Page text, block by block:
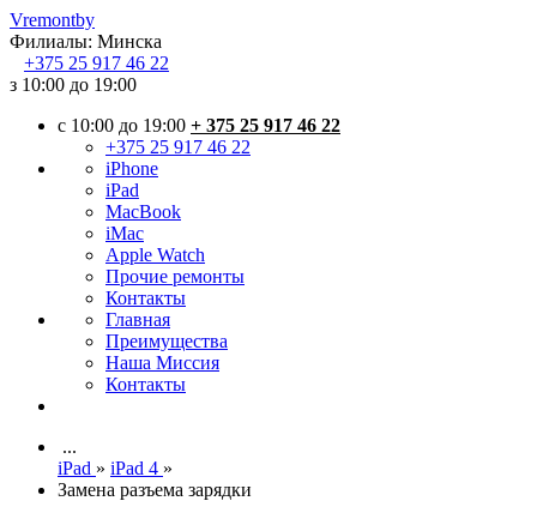
Vremontby
Филиалы: Минска
+375 25 917 46 22
з 10:00 до 19:00
c 10:00 до 19:00 + 375 25 917 46 22
+375 25 917 46 22
iPhone
iPad
MacBook
iMac
Apple Watch
Прочие ремонты
Контакты
Главная
Преимущества
Наша Миссия
Контакты
...
iPad » iPad 4 »
Замена разъема зарядки